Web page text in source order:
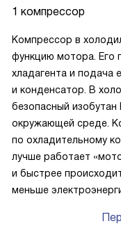
1 компрессор
Компрессор в
функцию мотора. Его
хладагента и подача
и конденсатор. В
безопасный изобутан
окружающей среде.
по охладительному
лучше работает
и быстрее
меньше